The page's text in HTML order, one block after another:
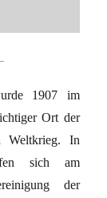
1907 im
Ort der
Weltkrieg. In
sich am
der